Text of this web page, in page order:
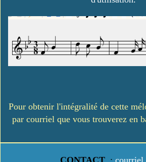
Pour obtenir l'intégralité de cette
par courriel que vous trouverez en